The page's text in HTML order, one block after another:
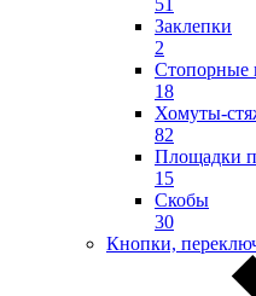
Заклепки
2
Стопорные
18
Хомуты-
82
Площадки
15
Скобы
30
Кнопки,